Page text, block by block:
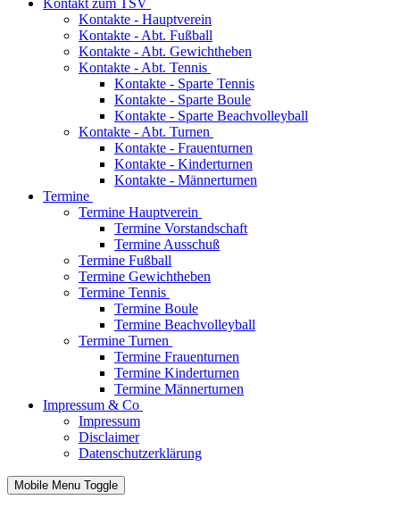
Kontakt zum TSV
Kontakte - Hauptverein
Kontakte - Abt. Fußball
Kontakte - Abt. Gewichtheben
Kontakte - Abt. Tennis
Kontakte - Sparte Tennis
Kontakte - Sparte Boule
Kontakte - Sparte Beachvolleyball
Kontakte - Abt. Turnen
Kontakte - Frauenturnen
Kontakte - Kinderturnen
Kontakte - Männerturnen
Termine
Termine Hauptverein
Termine Vorstandschaft
Termine Ausschuß
Termine Fußball
Termine Gewichtheben
Termine Tennis
Termine Boule
Termine Beachvolleyball
Termine Turnen
Termine Frauenturnen
Termine Kinderturnen
Termine Männerturnen
Impressum & Co
Impressum
Disclaimer
Datenschutzerklärung
Mobile Menu Toggle